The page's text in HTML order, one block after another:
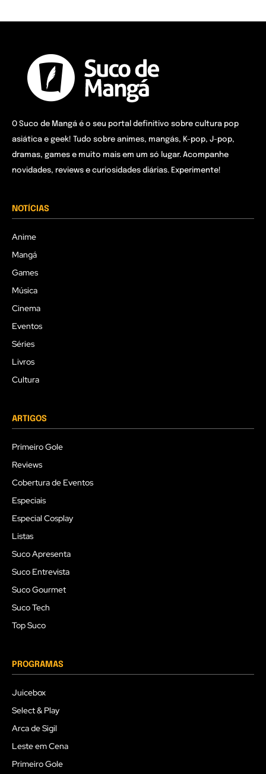
O Suco de Mangá é o seu portal definitivo sobre cultura pop
asiática e geek! Tudo sobre animes, mangás, K-pop, J-pop,
dramas, games e muito mais em um só lugar. Acompanhe
novidades, reviews e curiosidades diárias. Experimente!
NOTÍCIAS
Anime
Mangá
Games
Música
Cinema
Eventos
Séries
Livros
Cultura
ARTIGOS
Primeiro Gole
Reviews
Cobertura de Eventos
Especiais
Especial Cosplay
Listas
Suco Apresenta
Suco Entrevista
Suco Gourmet
Suco Tech
Top Suco
PROGRAMAS
Juicebox
Select & Play
Arca de Sigil
Leste em Cena
Primeiro Gole